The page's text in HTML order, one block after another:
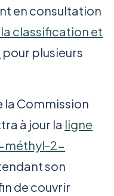
en consultation
classification et
pour plusieurs
la Commission
à jour la ligne
méthyl-2-
son
de couvrir